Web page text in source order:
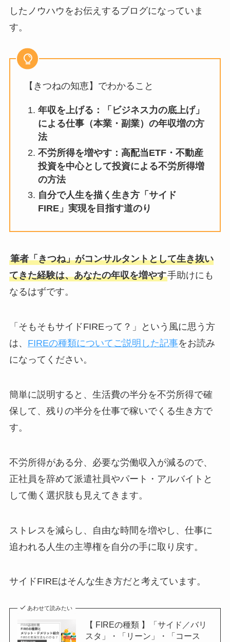
したノウハウをお伝えするブログになっていま
す。
【きつねの知恵】でわかること
年収を上げる：「ビジネス力の底上げ」
による仕事（本業・副業）の年収増の方
法
不労所得を増やす：高配当ETF・不動産
投資を中心として投資による不労所得増
の方法
自分で人生を描く生き方「サイド
FIRE」実現を目指す道のり
筆者「きつね」がコンサルタントとして生き抜い
てきた経験は、あなたの年収を増やす手助けにも
なるはずです。
「そもそもサイドFIREって？」という風に思う方
は、 FIREの種類についてご説明した記事をお読み
になってください。
簡単に説明すると、生活費の半分を不労所得で確
保して、残りの半分を仕事で稼いでくる生き方で
す。
不労所得がある分、必要な労働収入が減るので、
正社員を辞めて派遣社員やパート・アルバイトと
して働く選択肢も見えてきます。
ストレスを減らし、自由な時間を増やし、仕事に
追われる人生の主導権を自分の手に取り戻す。
サイドFIREはそんな生き方だと考えています。
あわせて読みたい
【 FIREの種類 】「サイド／バリ
スタ」・「リーン」・「コース